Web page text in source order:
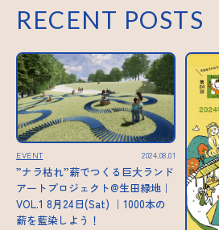
RECENT POSTS
EVENT 2024.08.01
”ナラ枯れ”薪でつくる巨大ランド
アートプロジェクト@生田緑地｜
VOL.1 8月24日(Sat) ｜1000本の
薪を藍染しよう！